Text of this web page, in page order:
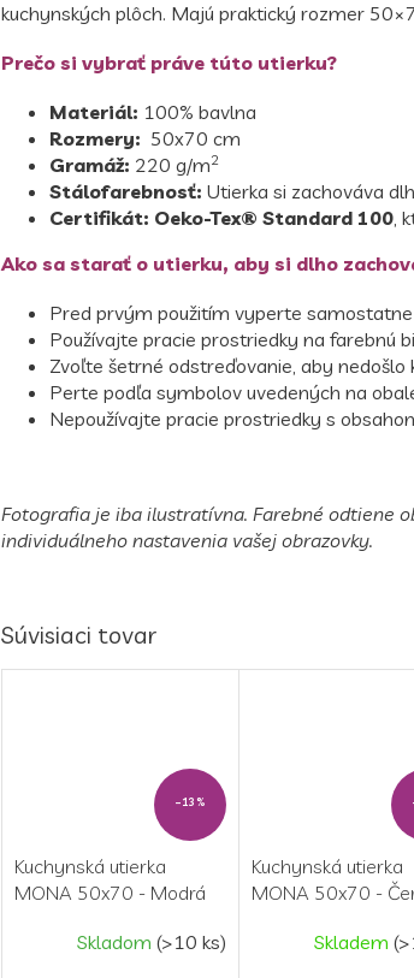
kuchynských plôch. Majú praktický rozmer
Prečo si vybrať práve túto utierku?
Materiál: 100% bavlna
Rozmery: 50x70 cm
Gramáž: 220 g/m2
Stálofarebnosť: Utierka si zachováva
Certifikát: Oeko-Tex® Standard 100,
Ako sa starať o utierku, aby si dlho
Pred prvým použitím vyperte samostatne
Používajte pracie prostriedky na farebnú
Zvoľte šetrné odstreďovanie, aby nedošlo
Perte podľa symbolov uvedených na
Nepoužívajte pracie prostriedky s
Fotografia je iba ilustratívna. Farebné odtiene
individuálneho nastavenia vašej obrazovky.
Súvisiaci tovar
–13 %
Kuchynská utierka
MONA 50x70 - Modrá
Skladom (>10 ks)
Kuchynská utierka
MONA 50x70 -
Skladem